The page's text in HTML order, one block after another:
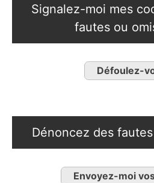
Signalez-moi mes
fautes ou
Défoulez-
Dénoncez des
Envoyez-moi